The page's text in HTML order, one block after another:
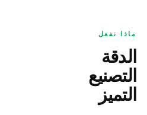
ماذا نفعل
الدقة
التصنيع
التميز